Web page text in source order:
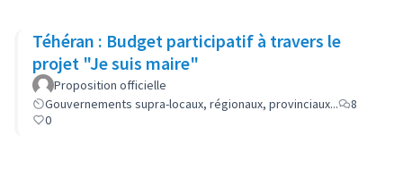
Téhéran : Budget participatif à travers le
projet "Je suis maire"
Proposition officielle
Gouvernements supra-locaux, régionaux, provinciaux...
8
0